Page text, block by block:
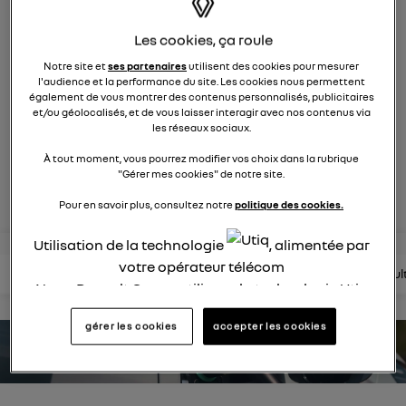
membres
suv compact et affirmé
posez une question
lire les articles consultez la brochure
Les cookies, ça roule
Notre site etses partenairesutilisent des cookies pour mesurer
l'audience et la performance du site. Les cookies nous permettent
également de vous montrer des contenus personnalisés, publicitaires
et/ou géolocalisés, et de vous laisser interagir avec nos contenus via
les réseaux sociaux.
À tout moment, vous pourrez modifier vos choix dans la rubrique
"Gérer mes cookies" de notre site.
Pour en savoir plus, consultez notrepolitique des cookies.
Utilisation de la technologie
, alimentée par
votre opérateur télécom
Nous, Renault Group, utilisons la technologie Utiq
pour nos activités digitales (telles que décrites
dans cette notice de consentement) et liées à
utilisez une connexion internet fournie parun
gérer les cookies accepter les cookies